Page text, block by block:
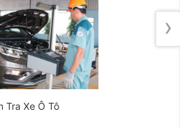
Tra Xe Ô Tô
›